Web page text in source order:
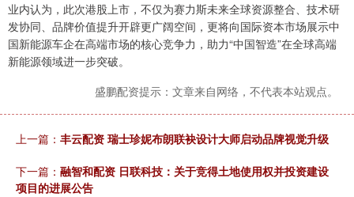
业内认为，此次港股上市，不仅为赛力斯未来全球资源整合、技术研
发协同、品牌价值提升开辟更广阔空间，更将向国际资本市场展示中
国新能源车企在高端市场的核心竞争力，助力“中国智造”在全球高端
新能源领域进一步突破。
盛鹏配资提示：文章来自网络，不代表本站观点。
上一篇： 丰云配资 瑞士珍妮布朗联袂设计大师启动品牌视觉升级
下一篇： 融智和配资 日联科技：关于竞得土地使用权并投资建设
项目的进展公告